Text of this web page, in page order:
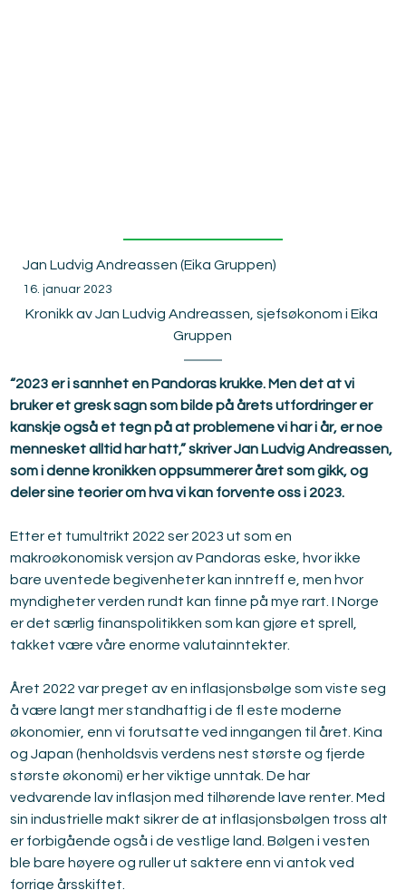
16. januar 2023
Kronikk av Jan Ludvig Andreassen, sjefsøkonom i Eika
Gruppen
“2023 er i sannhet en Pandoras krukke. Men det at vi
bruker et gresk sagn som bilde på årets utfordringer er
kanskje også et tegn på at problemene vi har i år, er noe
mennesket alltid har hatt,” skriver Jan Ludvig Andreassen,
som i denne kronikken oppsummerer året som gikk, og
deler sine teorier om hva vi kan forvente oss i 2023.
Etter et tumultrikt 2022 ser 2023 ut som en
makroøkonomisk versjon av Pandoras eske, hvor ikke
bare uventede begivenheter kan inntreff e, men hvor
myndigheter verden rundt kan finne på mye rart. I Norge
er det særlig finanspolitikken som kan gjøre et sprell,
takket være våre enorme valutainntekter.
Året 2022 var preget av en inflasjonsbølge som viste seg
å være langt mer standhaftig i de fl este moderne
økonomier, enn vi forutsatte ved inngangen til året. Kina
og Japan (henholdsvis verdens nest største og fjerde
største økonomi) er her viktige unntak. De har
vedvarende lav inflasjon med tilhørende lave renter. Med
sin industrielle makt sikrer de at inflasjonsbølgen tross alt
er forbigående også i de vestlige land. Bølgen i vesten
ble bare høyere og ruller ut saktere enn vi antok ved
forrige årsskiftet.
Jan Ludvig Andreassen (Eika Gruppen)